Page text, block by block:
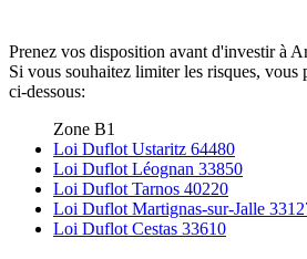
Prenez vos disposition avant d'investir à
Si vous souhaitez limiter les risques,
ci-dessous:
Zone B1
Loi Duflot Ustaritz 64480
Loi Duflot Léognan 33850
Loi Duflot Tarnos 40220
Loi Duflot Martignas-sur-Jalle
Loi Duflot Cestas 33610